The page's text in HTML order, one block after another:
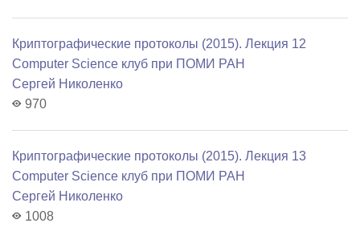
Криптографические протоколы (2015). Лекция 12
Computer Science клуб при ПОМИ РАН
Сергей Николенко
970
Криптографические протоколы (2015). Лекция 13
Computer Science клуб при ПОМИ РАН
Сергей Николенко
1008